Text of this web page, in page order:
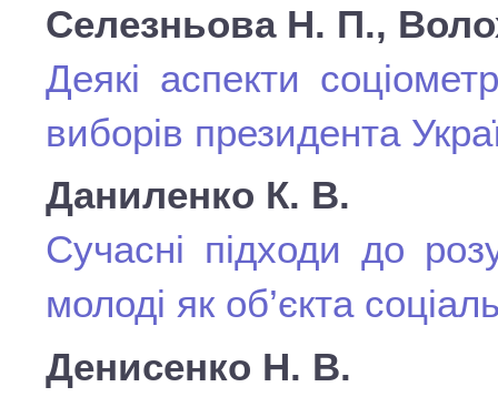
Селезньова Н. П.,
Деякі аспекти
виборів президента
Даниленко К. В.
Сучасні підходи до
молоді як об’єкта
Денисенко Н. В.